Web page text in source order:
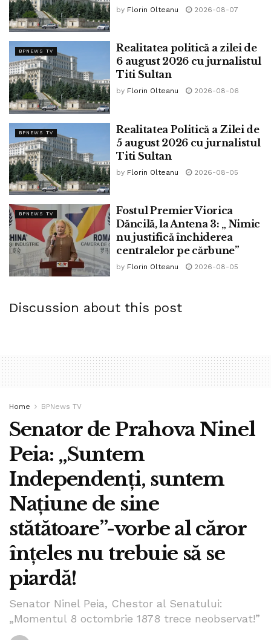
by Florin Olteanu 2026-08-07
BPNEWS TV
Realitatea politică a zilei de
6 august 2026 cu jurnalistul
Titi Sultan
by Florin Olteanu 2026-08-06
BPNEWS TV
Realitatea Politică a Zilei de
5 august 2026 cu jurnalistul
Titi Sultan
by Florin Olteanu 2026-08-05
BPNEWS TV
Fostul Premier Viorica
Dăncilă, la Antena 3: „ Nimic
nu justifică închiderea
centralelor pe cărbune”
by Florin Olteanu 2026-08-05
Discussion about this post
Home BPNews TV
Senator de Prahova Ninel
Peia: „Suntem
Independenți, suntem
Națiune de sine
stătătoare”-vorbe al căror
înțeles nu trebuie să se
piardă!
Senator Ninel Peia, Chestor al Senatului:
„Momentul 8 octombrie 1878 trece neobservat!”